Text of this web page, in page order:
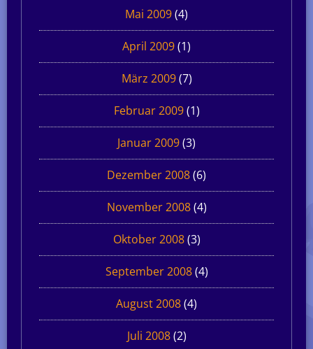
Mai 2009(4)
April 2009(1)
März 2009(7)
Februar 2009(1)
Januar 2009(3)
Dezember 2008(6)
November 2008(4)
Oktober 2008(3)
September 2008(4)
August 2008(4)
Juli 2008(2)